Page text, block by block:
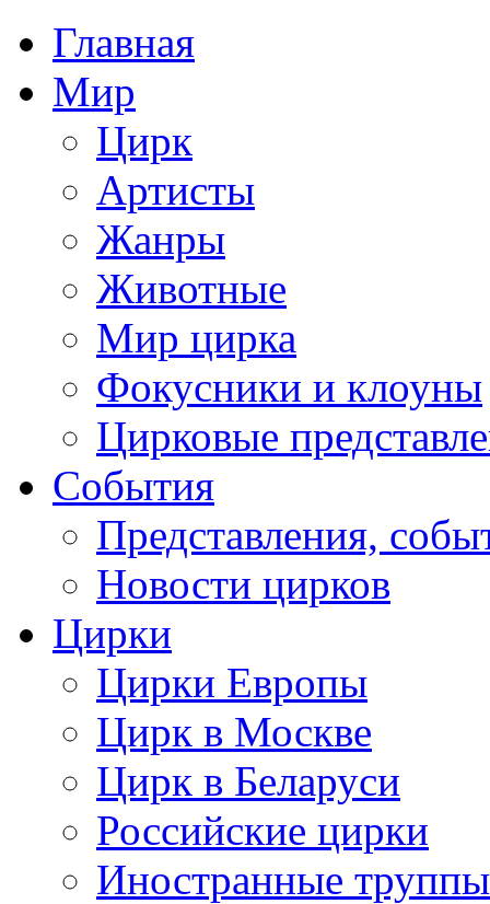
Главная
Мир
Цирк
Артисты
Жанры
Животные
Мир цирка
Фокусники и клоуны
Цирковые
События
Представления,
Новости цирков
Цирки
Цирки Европы
Цирк в Москве
Цирк в Беларуси
Российские цирки
Иностранные труппы